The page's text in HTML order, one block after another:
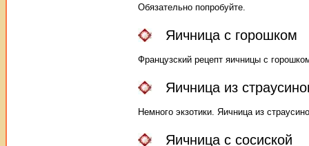
Обязательно попробуйте.
Яичница с горошком
Французский рецепт яичницы с
Яичница из
Немного экзотики. Яичница из
Яичница с сосиской